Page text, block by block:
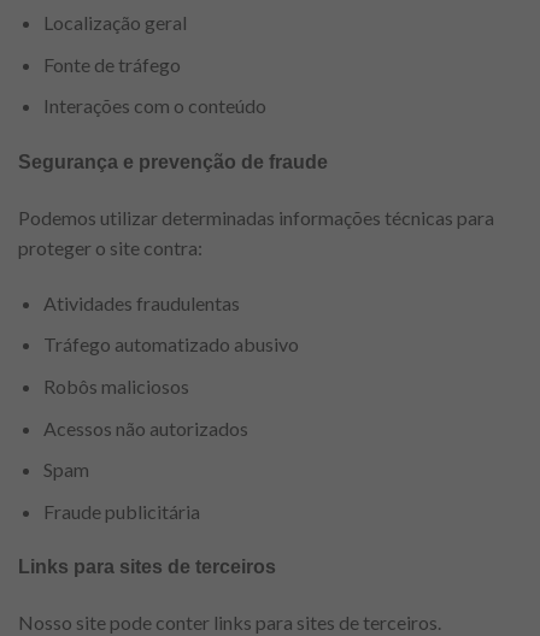
Localização geral
Fonte de tráfego
Interações com o conteúdo
Segurança e prevenção de fraude
Podemos utilizar determinadas informações técnicas para
proteger o site contra:
Atividades fraudulentas
Tráfego automatizado abusivo
Robôs maliciosos
Acessos não autorizados
Spam
Fraude publicitária
Links para sites de terceiros
Nosso site pode conter links para sites de terceiros.